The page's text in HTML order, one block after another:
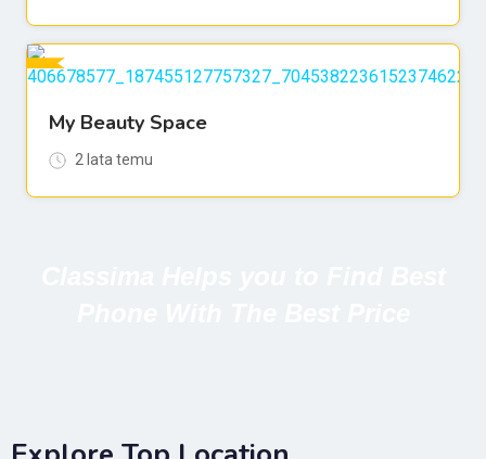
My Beauty Space
2 lata temu